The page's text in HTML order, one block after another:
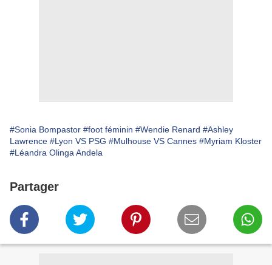
#Sonia Bompastor #foot féminin #Wendie Renard #Ashley
Lawrence #Lyon VS PSG #Mulhouse VS Cannes #Myriam Kloster
#Léandra Olinga Andela
Partager